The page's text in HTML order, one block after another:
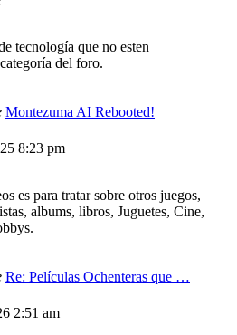
tecnología que no esten
del foro.
Montezuma AI Rebooted!
8:23 pm
es para tratar sobre otros juegos,
albums, libros, Juguetes, Cine,
Re: Películas Ochenteras que …
2:51 am